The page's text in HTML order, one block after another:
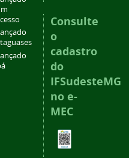
Consulte
o
cadastro
do
IFSudesteMG
no e-
MEC